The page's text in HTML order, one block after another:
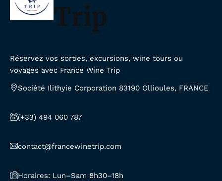
Trip
Réservez vos sorties, excursions, wine tours ou
voyages avec France Wine Trip
Société Ilithyie Corporation 83190 Ollioules, FRANCE
(+33) 494 060 787
contact@francewinetrip.com
Horaires: Lun–Sam 8h30–18h